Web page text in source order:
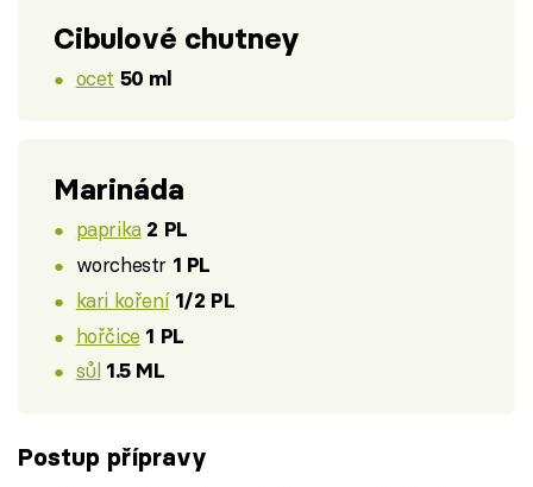
Cibulové chutney
ocet 50 ml
Marináda
paprika 2 PL
worchestr 1 PL
kari koření 1/2 PL
hořčice 1 PL
sůl 1.5 ML
Postup přípravy